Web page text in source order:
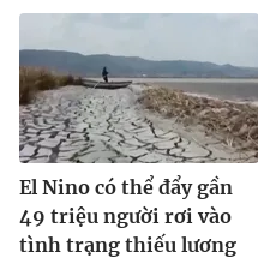
El Nino có thể đẩy gần
49 triệu người rơi vào
tình trạng thiếu lương